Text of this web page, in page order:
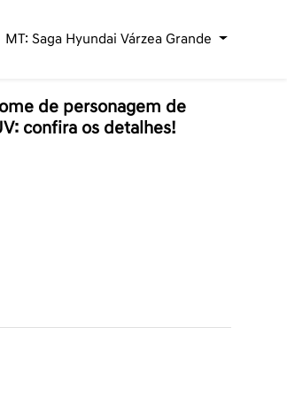
MT: Saga Hyundai Várzea Grande
de personagem de
confira os detalhes!